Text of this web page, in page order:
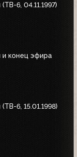
6, 04.11.1997)
конец эфира
6, 15.01.1998)